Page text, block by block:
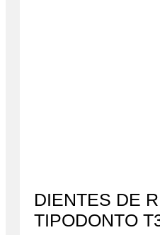
DIENTES DE
TIPODONTO